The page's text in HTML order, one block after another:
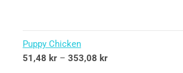
Puppy Chicken
51,48 kr – 353,08 kr